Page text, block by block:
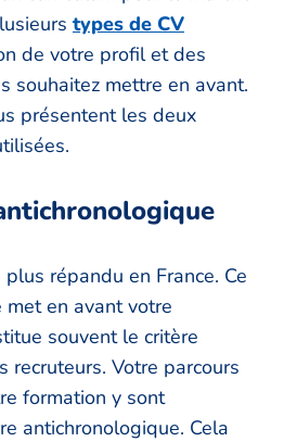
types de CV
de votre profil et des
souhaitez mettre en avant.
présentent les deux
répandu en France. Ce
en avant votre
souvent le critère
recruteurs. Votre parcours
formation y sont
antichronologique. Cela